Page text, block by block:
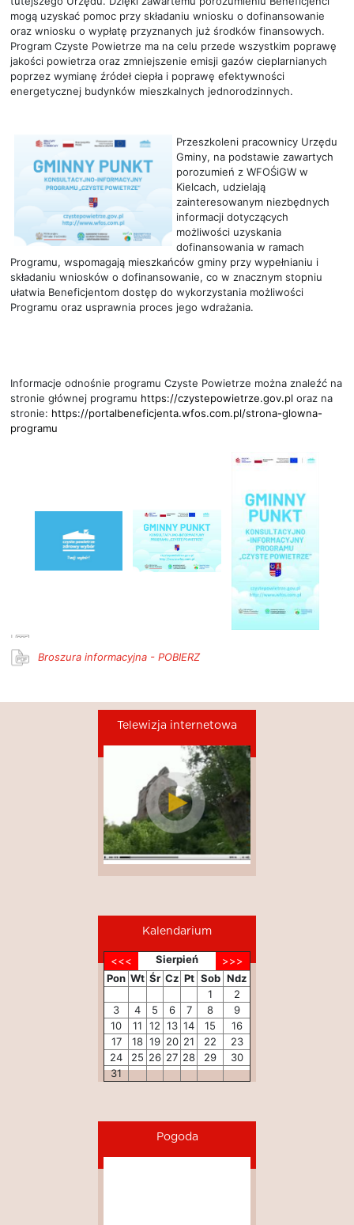
mogą uzyskać pomoc przy składaniu wniosku o dofinansowanie
oraz wniosku o wypłatę przyznanych już środków finansowych.
Program Czyste Powietrze ma na celu przede wszystkim poprawę
jakości powietrza oraz zmniejszenie emisji gazów cieplarnianych
poprzez wymianę źródeł ciepła i poprawę efektywności
energetycznej budynków mieszkalnych jednorodzinnych.
Przeszkoleni pracownicy Urzędu
Gminy, na podstawie zawartych
porozumień z WFOŚiGW w
Kielcach, udzielają
zainteresowanym niezbędnych
informacji dotyczących
możliwości uzyskania
dofinansowania w ramach
Programu, wspomagają mieszkańców gminy przy wypełnianiu i
składaniu wniosków o dofinansowanie, co w znacznym stopniu
ułatwia Beneficjentom dostęp do wykorzystania możliwości
Programu oraz usprawnia proces jego wdrażania.
Informacje odnośnie programu Czyste Powietrze można znaleźć na
stronie głównej programu https://czystepowietrze.gov.pl oraz na
stronie: https://portalbeneficjenta.wfos.com.pl/strona-glowna-
programu
Broszura informacyjna - POBIERZ
Telewizja internetowa
Kalendarium
Sierpień
Pon Wt Śr Cz Pt Sob Ndz
1
2
3
4 5 6 7 8
9
10
11 12 13 14 15
16
17
18 19 20 21 22
23
24
25 26 27 28 29
30
31
Pogoda